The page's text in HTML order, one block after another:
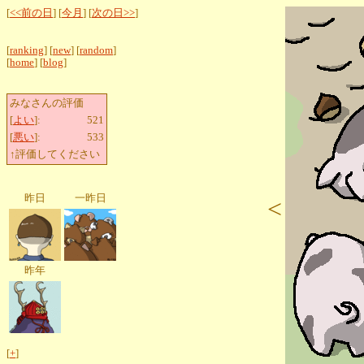
[<<前の日 ] [今月 ] [次の日>>]
[ranking] [new] [random]
[home] [blog]
みなさんの評価
[よい]:
521
[悪い]:
533
↑評価してください
昨日 一昨日
昨年
[+]
<